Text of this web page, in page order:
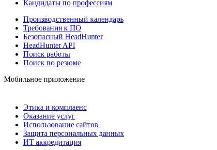
Кандидаты по профессиям
Производственный календарь
Требования к ПО
Безопасный HeadHunter
HeadHunter API
Поиск работы
Поиск по резюме
Мобильное приложение
Этика и комплаенс
Оказание услуг
Использование сайтов
Защита персональных данных
ИТ аккредитация